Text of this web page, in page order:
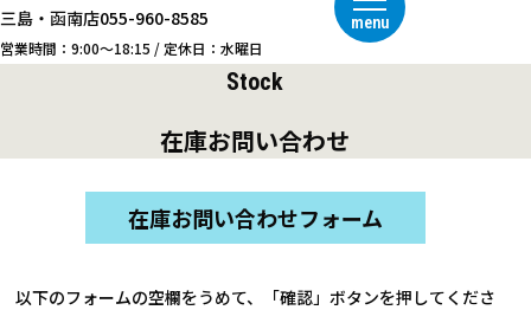
三島・函南店055-960-8585
営業時間：9:00～18:15 / 定休日：水曜日
menu
在庫お問い合わせ
Stock
在庫お問い合わせフォーム
以下のフォームの空欄をうめて、「確認」ボタンを押してくださ